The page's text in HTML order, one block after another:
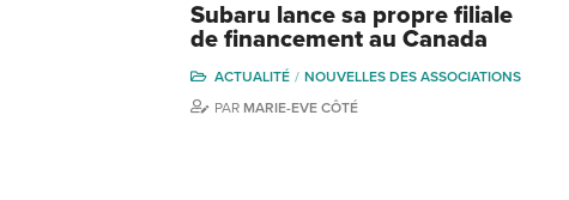
Subaru lance sa propre filiale
de financement au Canada
ACTUALITÉ
NOUVELLES DES ASSOCIATIONS
PAR MARIE-EVE CÔTÉ